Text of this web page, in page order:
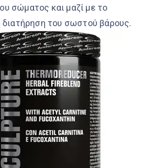
σώματος και μαζί με το
διατήρηση του σωστού βάρους.